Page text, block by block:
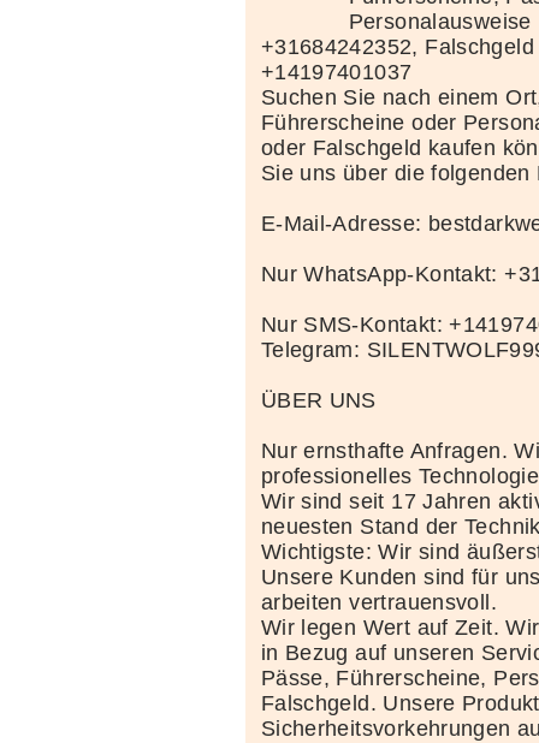
+31684242352,
+14197401037
Suchen Sie nach einem
Führerscheine oder
oder Falschgeld kaufen
Sie uns über die folgenden
E-Mail-Adresse:
Nur WhatsApp-Kontakt:
Nur SMS-Kontakt:
Telegram:
ÜBER UNS
Nur ernsthafte Anfragen.
professionelles
Wir sind seit 17 Jahren
neuesten Stand der
Wichtigste: Wir sind
Unsere Kunden sind für
arbeiten vertrauensvoll.
Wir legen Wert auf Zeit.
in Bezug auf unseren
Pässe, Führerscheine,
Falschgeld. Unsere
Sicherheitsvorkehrungen